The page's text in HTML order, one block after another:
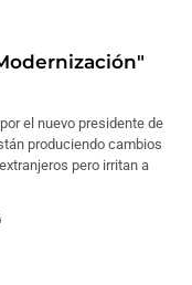
el nuevo presidente de
produciendo cambios
pero irritan a